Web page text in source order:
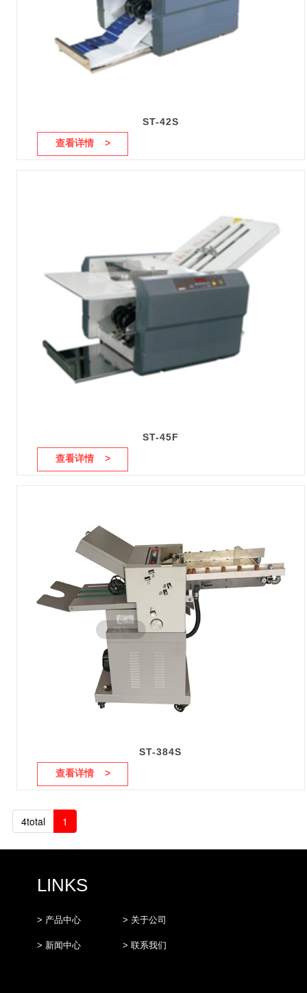
ST-42S
查看详情 >
ST-45F
查看详情 >
ST-384S
查看详情 >
4total 1
LINKS
> 产品中心 > 关于公司
> 新闻中心 > 联系我们